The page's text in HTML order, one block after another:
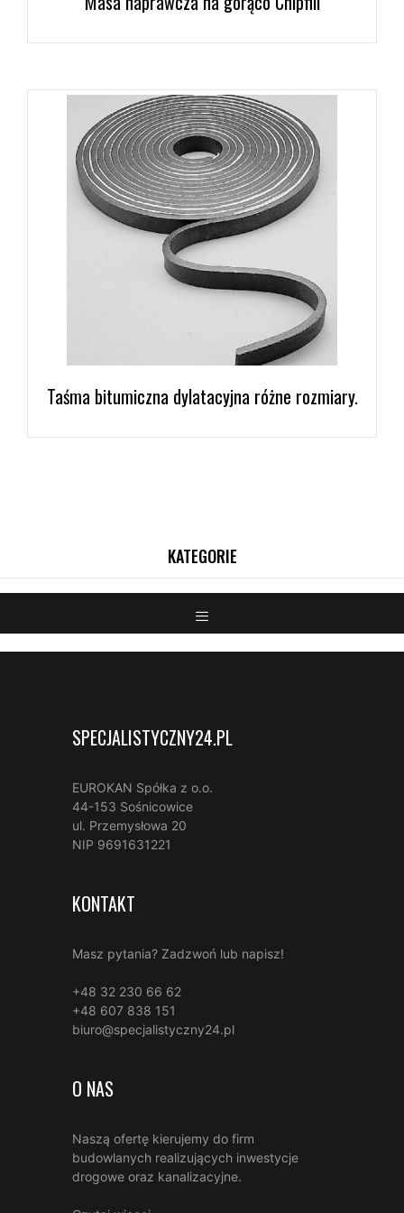
Taśma bitumiczna dylatacyjna różne rozmiary.
SPECJALISTYCZNY24.PL
EUROKAN Spółka z o.o.
44-153 Sośnicowice
ul. Przemysłowa 20
NIP 9691631221
KONTAKT
Masz pytania? Zadzwoń lub napisz!
+48 32 230 66 62
+48 607 838 151
biuro@specjalistyczny24.pl
O NAS
Naszą ofertę kierujemy do firm
budowlanych realizujących inwestycje
drogowe oraz kanalizacyjne.